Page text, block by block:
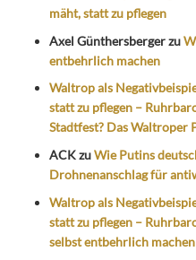
mäht, statt zu pflegen
Axel Günthersbergerzu
entbehrlich machen
Waltrop als
statt zu pflegen –
Stadtfest? Das Waltroper
ACKzuWie Putins
Drohnenanschlag für
Waltrop als
statt zu pflegen –
selbst entbehrlich machen